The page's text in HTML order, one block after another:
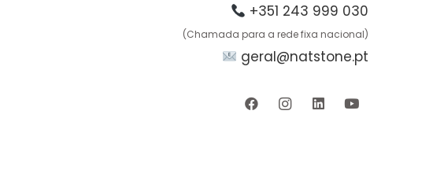
+351 243 999 030
(Chamada para a rede fixa nacional)
geral@natstone.pt